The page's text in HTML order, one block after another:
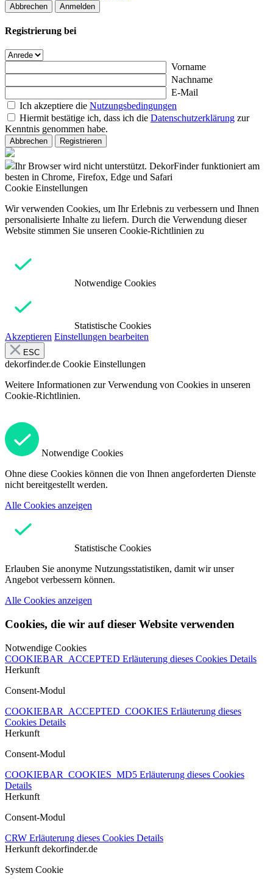
Abbrechen Anmelden
Registrierung bei
Vorname
Nachname
E-Mail
Ich akzeptiere die Nutzungsbedingungen
Hiermit bestätige ich, dass ich die Datenschutzerklärung zur
Kenntnis genommen habe.
Abbrechen Registrieren
Ihr Browser wird nicht unterstützt. DekorFinder funktioniert am
besten in Chrome, Firefox, Edge und Safari
Cookie Einstellungen
Wir verwenden Cookies, um Ihr Erlebnis zu verbessern und Ihnen
personalisierte Inhalte zu liefern. Durch die Verwendung dieser
Website stimmen Sie unseren Cookie-Richtlinien zu
Notwendige Cookies
Statistische Cookies
Akzeptieren Einstellungen bearbeiten
ESC
dekorfinder.de Cookie Einstellungen
Weitere Informationen zur Verwendung von Cookies in unseren
Cookie-Richtlinien.
Notwendige Cookies
Ohne diese Cookies können die von Ihnen angeforderten Dienste
nicht bereitgestellt werden.
Alle Cookies anzeigen
Statistische Cookies
Erlauben Sie anonyme Nutzungsstatistiken, damit wir unser
Angebot verbessern können.
Alle Cookies anzeigen
Cookies, die wir auf dieser Website verwenden
Notwendige Cookies
COOKIEBAR_ACCEPTED Erläuterung dieses Cookies Details
Herkunft
Consent-Modul
COOKIEBAR_ACCEPTED_COOKIES Erläuterung dieses
Cookies Details
Herkunft
Consent-Modul
COOKIEBAR_COOKIES_MD5 Erläuterung dieses Cookies
Details
Herkunft
Consent-Modul
CRW Erläuterung dieses Cookies Details
Herkunft dekorfinder.de
System Cookie